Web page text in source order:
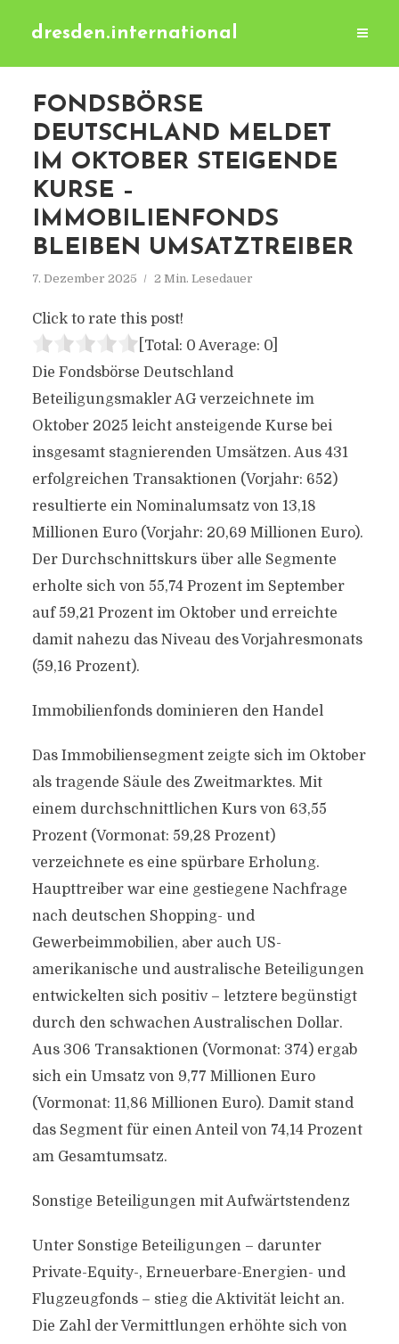
dresden.international
FONDSBÖRSE
DEUTSCHLAND MELDET
IM OKTOBER STEIGENDE
KURSE –
IMMOBILIENFONDS
BLEIBEN UMSATZTREIBER
7. Dezember 2025 2 Min. Lesedauer
Click to rate this post!
[Total: 0 Average: 0]
Die Fondsbörse Deutschland
Beteiligungsmakler AG verzeichnete im
Oktober 2025 leicht ansteigende Kurse bei
insgesamt stagnierenden Umsätzen. Aus 431
erfolgreichen Transaktionen (Vorjahr: 652)
resultierte ein Nominalumsatz von 13,18
Millionen Euro (Vorjahr: 20,69 Millionen Euro).
Der Durchschnittskurs über alle Segmente
erholte sich von 55,74 Prozent im September
auf 59,21 Prozent im Oktober und erreichte
damit nahezu das Niveau des Vorjahresmonats
(59,16 Prozent).
Immobilienfonds dominieren den Handel
Das Immobiliensegment zeigte sich im Oktober
als tragende Säule des Zweitmarktes. Mit
einem durchschnittlichen Kurs von 63,55
Prozent (Vormonat: 59,28 Prozent)
verzeichnete es eine spürbare Erholung.
Haupttreiber war eine gestiegene Nachfrage
nach deutschen Shopping- und
Gewerbeimmobilien, aber auch US-
amerikanische und australische Beteiligungen
entwickelten sich positiv – letztere begünstigt
durch den schwachen Australischen Dollar.
Aus 306 Transaktionen (Vormonat: 374) ergab
sich ein Umsatz von 9,77 Millionen Euro
(Vormonat: 11,86 Millionen Euro). Damit stand
das Segment für einen Anteil von 74,14 Prozent
am Gesamtumsatz.
Sonstige Beteiligungen mit Aufwärtstendenz
Unter Sonstige Beteiligungen – darunter
Private-Equity-, Erneuerbare-Energien- und
Flugzeugfonds – stieg die Aktivität leicht an.
Die Zahl der Vermittlungen erhöhte sich von